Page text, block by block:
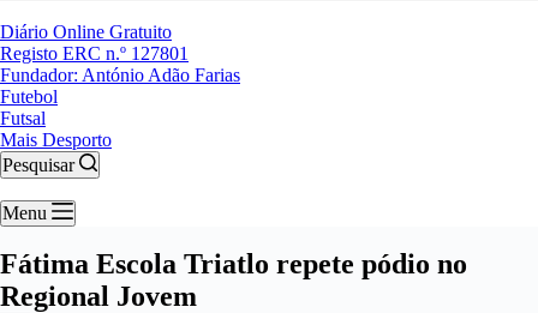
Diário Online Gratuito
Registo ERC n.º 127801
Fundador: António Adão Farias
Futebol
Futsal
Mais Desporto
Pesquisar
Menu
Fátima Escola Triatlo repete pódio no
Regional Jovem